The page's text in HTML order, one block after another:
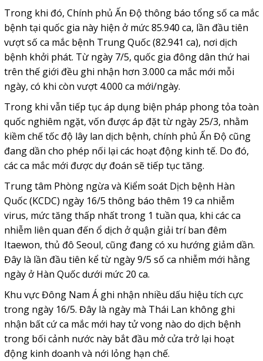
Trong khi đó, Chính phủ Ấn Độ thông báo tổng số ca mắc
bệnh tại quốc gia này hiện ở mức 85.940 ca, lần đầu tiên
vượt số ca mắc bệnh Trung Quốc (82.941 ca), nơi dịch
bệnh khởi phát. Từ ngày 7/5, quốc gia đông dân thứ hai
trên thế giới đều ghi nhận hơn 3.000 ca mắc mới mỗi
ngày, có khi còn vượt 4.000 ca mới/ngày.
Trong khi vẫn tiếp tục áp dụng biện pháp phong tỏa toàn
quốc nghiêm ngặt, vốn được áp đặt từ ngày 25/3, nhằm
kiềm chế tốc độ lây lan dịch bệnh, chính phủ Ấn Độ cũng
đang dần cho phép nối lại các hoạt động kinh tế. Do đó,
các ca mắc mới được dự đoán sẽ tiếp tục tăng.
Trung tâm Phòng ngừa và Kiểm soát Dịch bệnh Hàn
Quốc (KCDC) ngày 16/5 thông báo thêm 19 ca nhiễm
virus, mức tăng thấp nhất trong 1 tuần qua, khi các ca
nhiễm liên quan đến ổ dịch ở quận giải trí ban đêm
Itaewon, thủ đô Seoul, cũng đang có xu hướng giảm dần.
Đây là lần đầu tiên kể từ ngày 9/5 số ca nhiễm mới hằng
ngày ở Hàn Quốc dưới mức 20 ca.
Khu vực Đông Nam Á ghi nhận nhiều dấu hiệu tích cực
trong ngày 16/5. Đây là ngày mà Thái Lan không ghi
nhận bất cứ ca mắc mới hay tử vong nào do dịch bệnh
trong bối cảnh nước này bắt đầu mở cửa trở lại hoạt
động kinh doanh và nới lỏng hạn chế.